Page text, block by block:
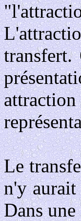
transfert.
Le
n'y
Dans